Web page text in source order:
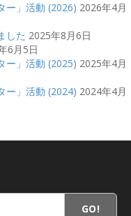
ー」活動 (2026) 2026年4月
した 2025年8月6日
6月5日
ー」活動 (2025) 2025年4月
ー」活動 (2024) 2024年4月
GO!